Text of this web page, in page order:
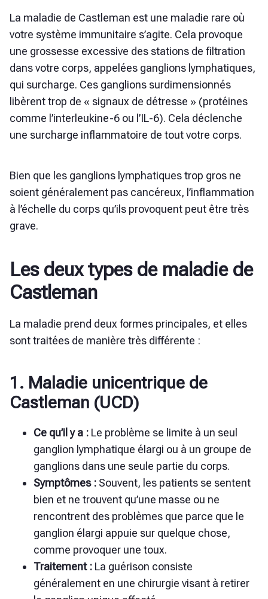
La maladie de Castleman est une maladie rare où
votre système immunitaire s’agite. Cela provoque
une grossesse excessive des stations de filtration
dans votre corps, appelées ganglions lymphatiques,
qui surcharge. Ces ganglions surdimensionnés
libèrent trop de « signaux de détresse » (protéines
comme l’interleukine-6 ou l’IL-6). Cela déclenche
une surcharge inflammatoire de tout votre corps.
Bien que les ganglions lymphatiques trop gros ne
soient généralement pas cancéreux, l’inflammation
à l’échelle du corps qu’ils provoquent peut être très
grave.
Les deux types de maladie de
Castleman
La maladie prend deux formes principales, et elles
sont traitées de manière très différente :
1. Maladie unicentrique de
Castleman (UCD)
Ce qu’il y a : Le problème se limite à un seul
ganglion lymphatique élargi ou à un groupe de
ganglions dans une seule partie du corps.
Symptômes : Souvent, les patients se sentent
bien et ne trouvent qu’une masse ou ne
rencontrent des problèmes que parce que le
ganglion élargi appuie sur quelque chose,
comme provoquer une toux.
Traitement : La guérison consiste
généralement en une chirurgie visant à retirer